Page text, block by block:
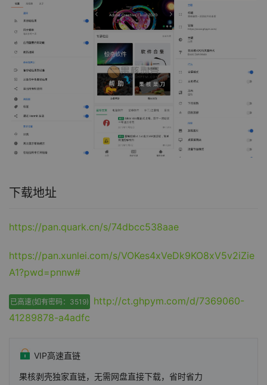
下载地址
https://pan.quark.cn/s/74dbcc538aae
https://pan.xunlei.com/s/VOKes4xVeDk9KO8xV5v2iZie
A1?pwd=pnnw#
已高速(如有密码：3519)
http://ct.ghpym.com/d/7369060-
41289878-a4adfc
VIP高速直链
果核剥壳独家直链，无需网盘直接下载，省时省力